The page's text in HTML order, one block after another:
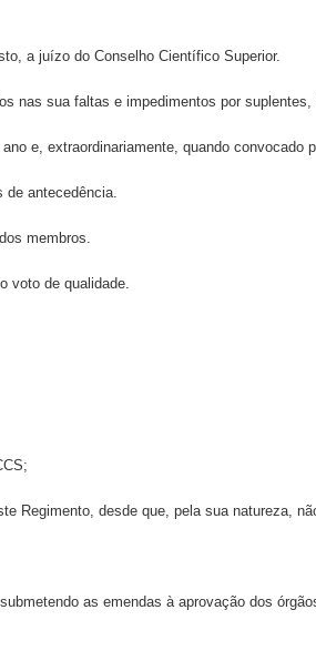
a juízo do Conselho Científico Superior.
nas sua faltas e impedimentos por
e, extraordinariamente, quando convocado
de antecedência.
membros.
voto de qualidade.
Regimento, desde que, pela sua natureza,
as emendas à aprovação dos